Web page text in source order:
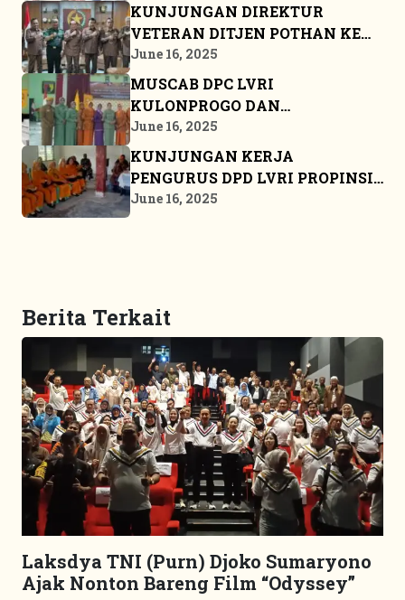
KUNJUNGAN DIREKTUR
VETERAN DITJEN POTHAN KE
MARKAS BESAR DPP LVRI
June 16, 2025
MUSCAB DPC LVRI
KULONPROGO DAN
BANGKALAN
June 16, 2025
KUNJUNGAN KERJA
PENGURUS DPD LVRI PROPINSI
KEPULAUAN RIAU KE BINTAN
June 16, 2025
Berita Terkait
Laksdya TNI (Purn) Djoko Sumaryono
Ajak Nonton Bareng Film “Odyssey”